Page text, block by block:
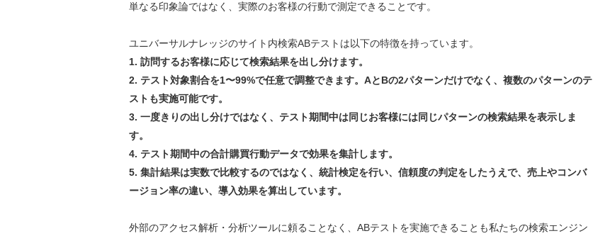
単なる印象論ではなく、実際のお客様の行動で測定できることです。
ユニバーサルナレッジのサイト内検索ABテストは以下の特徴を持っています。
1. 訪問するお客様に応じて検索結果を出し分けます。
2. テスト対象割合を1〜99%で任意で調整できます。AとBの2パターンだけでなく、複数のパターンのテ
ストも実施可能です。
3. 一度きりの出し分けではなく、テスト期間中は同じお客様には同じパターンの検索結果を表示しま
す。
4. テスト期間中の合計購買行動データで効果を集計します。
5. 集計結果は実数で比較するのではなく、統計検定を行い、信頼度の判定をしたうえで、売上やコンバ
ージョン率の違い、導入効果を算出しています。
外部のアクセス解析・分析ツールに頼ることなく、ABテストを実施できることも私たちの検索エンジン